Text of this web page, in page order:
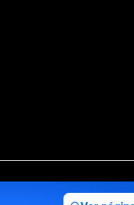
Transparencia Financiera ·